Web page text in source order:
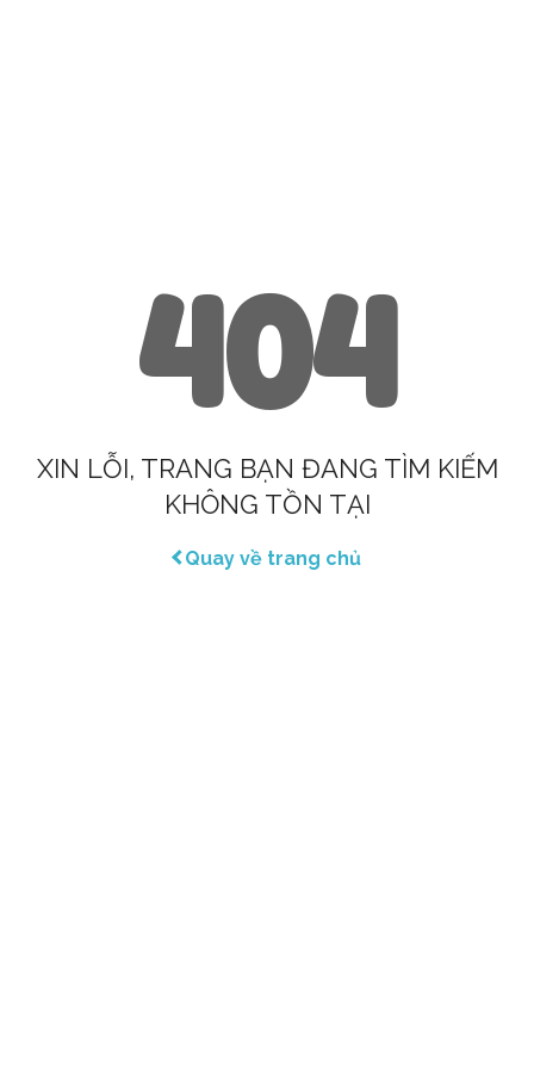
404
XIN LỖI, TRANG BẠN ĐANG TÌM KIẾM
KHÔNG TỒN TẠI
Quay về trang chủ